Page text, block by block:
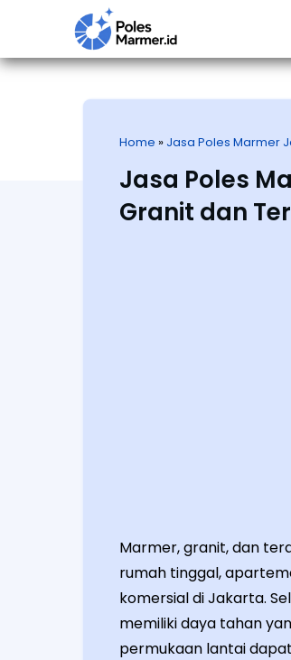
Home » Jasa Poles Marmer
Jasa Poles
Granit dan
Marmer, granit, dan
rumah tinggal,
komersial di Jakarta.
memiliki daya tahan
permukaan lantai